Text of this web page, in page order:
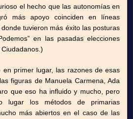
el hecho que las autonomías en
más apoyo coinciden en líneas
tuvieron más éxito las posturas
en las pasadas elecciones
en primer lugar, las razones de esas
figuras de Manuela Carmena, Ada
que eso ha influido y mucho, pero
lugar los métodos de primarias
más abiertos en el caso de las